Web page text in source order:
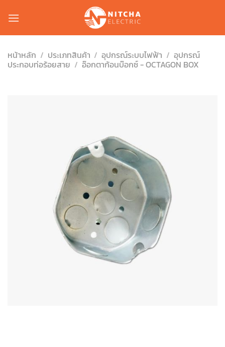
หน้าหลัก / ประเภทสินค้า / อุปกรณ์ระบบไฟฟ้า / อุปกรณ์
ประกอบท่อร้อยสาย / อ๊อกตาก้อนบ๊อกซ์ - OCTAGON BOX